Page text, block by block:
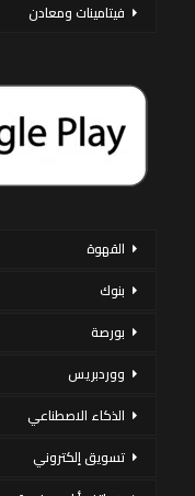
فيتامينات ومعادن
القهوة
بنوك
بورصة
ووردبريس
الذكاء الاصطناعي
تسويق إلكتروني